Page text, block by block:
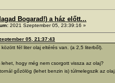
Bogarad!) a ház előtt...
2021 Szeptember 05, 23:39:16 »
05, 21:37:43
fél liter olaj eltérés van. (a 2,5 literből).
hogy még nem csorgott vissza az olaj?
gőzölög (lehet benzin is) túlmelegszik az olaj.